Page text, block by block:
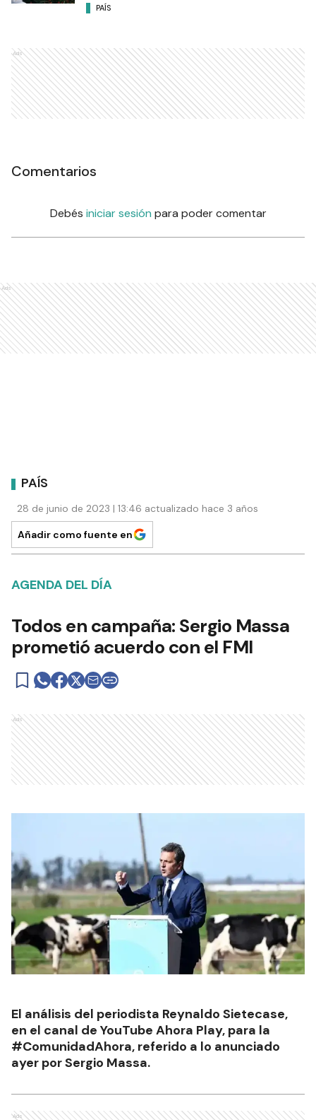
PAÍS
Ads
Comentarios
Debés iniciar sesión para poder comentar
Ads
PAÍS
28 de junio de 2023 | 13:46 actualizado hace 3 años
Añadir como fuente en
AGENDA DEL DÍA
Todos en campaña: Sergio Massa
prometió acuerdo con el FMI
Ads
El análisis del periodista Reynaldo Sietecase,
en el canal de YouTube Ahora Play, para la
#ComunidadAhora, referido a lo anunciado
ayer por Sergio Massa.
Ads